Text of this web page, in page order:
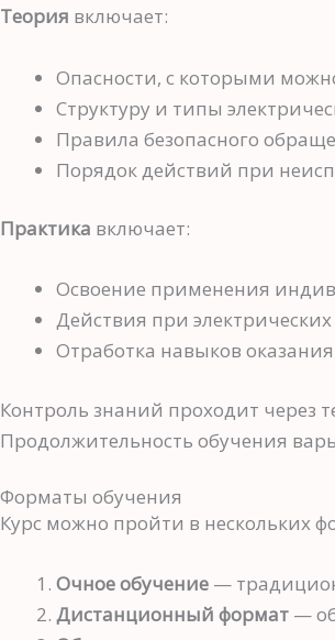
Теория включает:
Опасности, с которыми
Структуру и типы
Правила безопасного
Порядок действий при
Практика включает:
Освоение применения
Действия при
Отработка навыков
Контроль знаний проходит через
Продолжительность обучения
Форматы обучения
Курс можно пройти в нескольких
Очное обучение —
Дистанционный формат —